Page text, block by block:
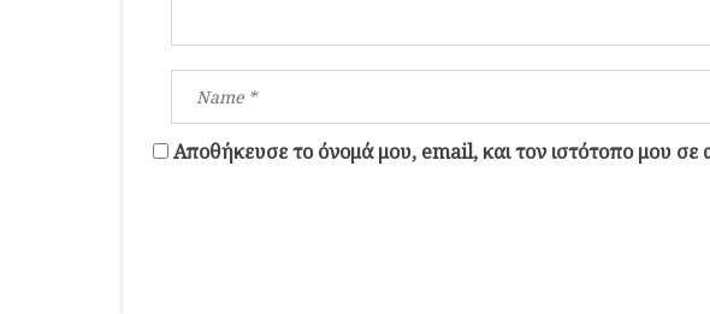
Αποθήκευσε το όνομά μου, email, και τον ιστότοπο μου